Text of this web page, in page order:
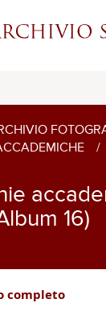
/
16)
completo